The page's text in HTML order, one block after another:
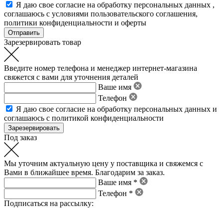
Я даю свое согласие на обработку персональных данных ,
соглашаюсь с условиями пользовательского соглашения,
политики конфиденциальности и оферты
Зарезервировать товар
Введите номер телефона и менеджер интернет-магазина
свяжется с вами для уточнения деталей
Ваше имя
Телефон
Я даю свое согласие на обработку персональных данных и
соглашаюсь с политикой конфиденциальности
Под заказ
Мы уточним актуальную цену у поставщика и свяжемся с
Вами в ближайшее время. Благодарим за заказ.
Ваше имя *
Телефон *
Подписаться на рассылку: